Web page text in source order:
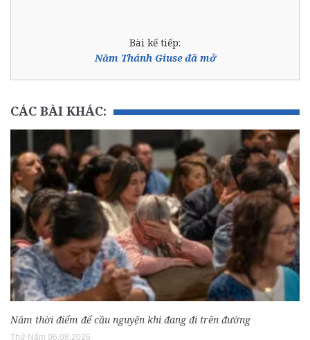
Bài kế tiếp:
Năm Thánh Giuse đã mở
CÁC BÀI KHÁC:
Năm thời điểm để cầu nguyện khi đang đi trên đường
Thứ Năm 06.08.2026